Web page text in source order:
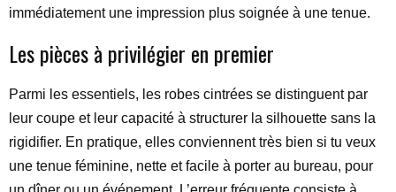
immédiatement une impression plus soignée à une tenue.
Les pièces à privilégier en premier
Parmi les essentiels, les robes cintrées se distinguent par
leur coupe et leur capacité à structurer la silhouette sans la
rigidifier. En pratique, elles conviennent très bien si tu veux
une tenue féminine, nette et facile à porter au bureau, pour